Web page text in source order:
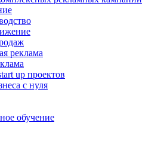
реклама
up проектов
с нуля
обучение